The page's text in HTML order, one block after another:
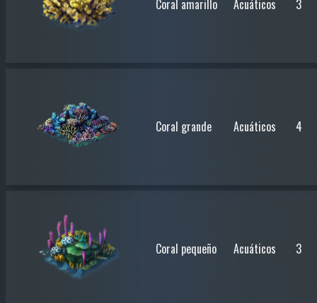
Coral amarillo Acuáticos 3
Coral grande Acuáticos 4
Coral pequeño Acuáticos 3